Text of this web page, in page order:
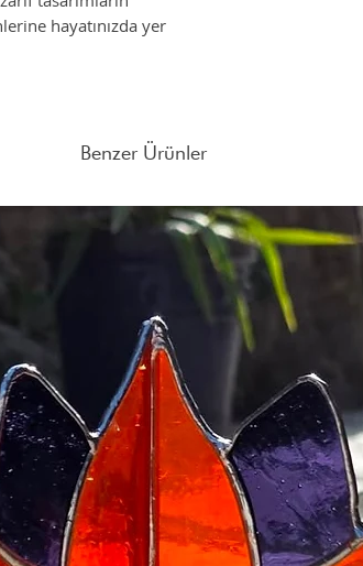
hayatınızda yer
Benzer Ürünler